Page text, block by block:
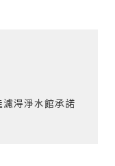
淂淨水館承諾